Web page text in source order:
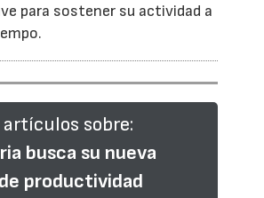
para sostener su actividad a
sobre:
busca su nueva
productividad